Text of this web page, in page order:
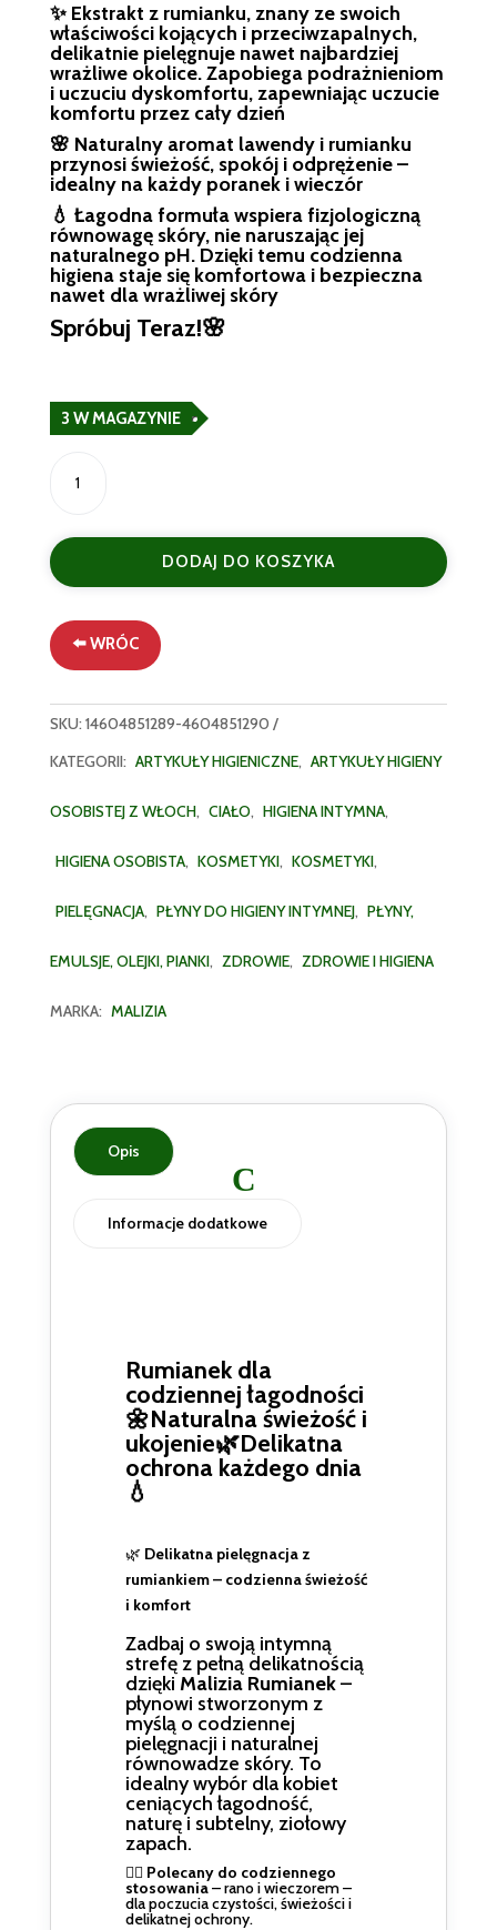
✨ Ekstrakt z rumianku, znany ze swoich
właściwości kojących i przeciwzapalnych,
delikatnie pielęgnuje nawet najbardziej
wrażliwe okolice. Zapobiega podrażnieniom
i uczuciu dyskomfortu, zapewniając uczucie
komfortu przez cały dzień
🌸 Naturalny aromat lawendy i rumianku
przynosi świeżość, spokój i odprężenie –
idealny na każdy poranek i wieczór
💧 Łagodna formuła wspiera fizjologiczną
równowagę skóry, nie naruszając jej
naturalnego pH. Dzięki temu codzienna
higiena staje się komfortowa i bezpieczna
nawet dla wrażliwej skóry
Spróbuj Teraz!🌸
3 W MAGAZYNIE
Malizia
do
Higieny
Intymnej
200
ml
–
Pielęgnacja
Rumiankiem
DODAJ DO KOSZYKA
⬅️ WRÓC
SKU:14604851289-4604851290
KATEGORII: ARTYKUŁY HIGIENICZNE, ARTYKUŁY HIGIENY
OSOBISTEJ Z WŁOCH, CIAŁO, HIGIENA INTYMNA,
HIGIENA OSOBISTA, KOSMETYKI, KOSMETYKI,
PIELĘGNACJA, PŁYNY DO HIGIENY INTYMNEJ, PŁYNY,
EMULSJE, OLEJKI, PIANKI, ZDROWIE, ZDROWIE I HIGIENA
MARKA: MALIZIA
Opis
Informacje dodatkowe
Rumianek dla
codziennej łagodności
🌼Naturalna świeżość i
ukojenie🌿Delikatna
ochrona każdego dnia
💧
🌿 Delikatna pielęgnacja z
rumiankiem – codzienna świeżość
i komfort
Zadbaj o swoją intymną
strefę z pełną delikatnością
dziękiMalizia Rumianek–
płynowi stworzonym z
myślą o codziennej
pielęgnacji i naturalnej
równowadze skóry. To
idealny wybór dla kobiet
ceniących łagodność,
naturę i subtelny, ziołowy
zapach.
👩‍⚕️ Polecany do codziennego
stosowania– rano i wieczorem –
dla poczucia czystości, świeżości i
delikatnej ochrony.